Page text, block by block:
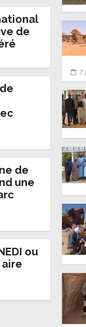
de
de
une
ou
aire
7